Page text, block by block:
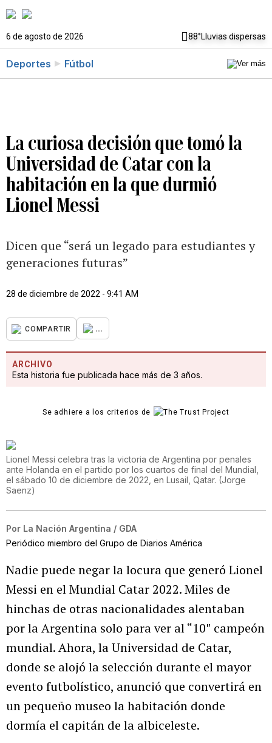
6 de agosto de 2026 88°Lluvias dispersas
Deportes Fútbol
La curiosa decisión que tomó la
Universidad de Catar con la
habitación en la que durmió
Lionel Messi
Dicen que “será un legado para estudiantes y
generaciones futuras”
28 de diciembre de 2022 - 9:41 AM
COMPARTIR ...
ARCHIVO
Esta historia fue publicada hace más de 3 años.
Se adhiere a los criterios de
Lionel Messi celebra tras la victoria de Argentina por penales
ante Holanda en el partido por los cuartos de final del Mundial,
el sábado 10 de diciembre de 2022, en Lusail, Qatar. (Jorge
Saenz)
Por La Nación Argentina / GDA
Periódico miembro del Grupo de Diarios América
Nadie puede negar la locura que generó Lionel
Messi en el Mundial Catar 2022. Miles de
hinchas de otras nacionalidades alentaban
por la Argentina solo para ver al “10″ campeón
mundial. Ahora, la Universidad de Catar,
donde se alojó la selección durante el mayor
evento futbolístico, anunció que convertirá en
un pequeño museo la habitación donde
dormía el capitán de la albiceleste.